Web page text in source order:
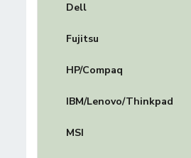
Dell
Fujitsu
HP/Compaq
IBM/Lenovo/Thinkpad
MSI